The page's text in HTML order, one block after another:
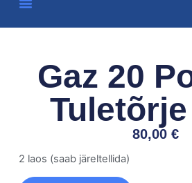
Gaz 20
80,00 €
2 laos (saab järeltellida)